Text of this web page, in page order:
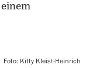
Foto: Kitty Kleist-Heinrich